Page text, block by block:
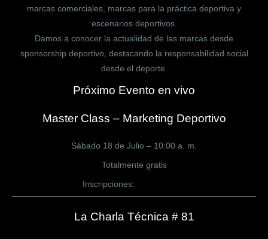
marcas comerciales, marcas para la práctica deportiva y
escenarios deportivos.
Damos a conocer la actualidad de las marcas desde
sponsorship deportivo, destacando la responsabilidad social
desde el deporte.
Próximo Evento en vivo
Master Class – Marketing Deportivo
Sábado 18 de Julio – 10:00 a. m.
Totalmente gratis
Inscripciones:
La Charla Técnica # 81